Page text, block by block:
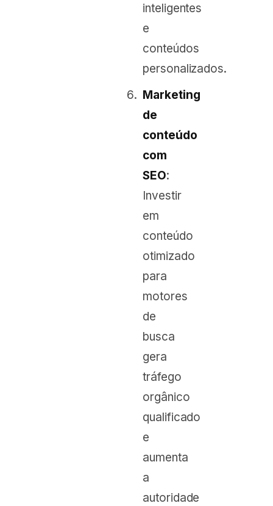
inteligentes
e
conteúdos
personalizados.
Marketing
de
conteúdo
com
SEO:
Investir
em
conteúdo
otimizado
para
motores
de
busca
gera
tráfego
orgânico
qualificado
e
aumenta
a
autoridade